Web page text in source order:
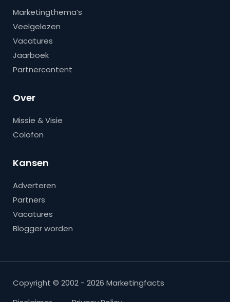
Marketingthema’s
Veelgelezen
Vacatures
Jaarboek
Partnercontent
Over
Missie & Visie
Colofon
Kansen
Adverteren
Partners
Vacatures
Blogger worden
Copyright © 2002 - 2026 Marketingfacts